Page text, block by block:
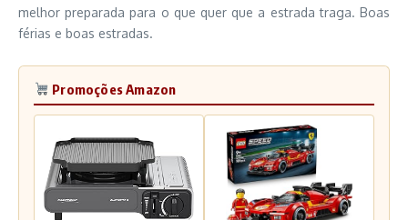
melhor preparada para o que quer que a estrada traga. Boas
férias e boas estradas.
Promoções Amazon